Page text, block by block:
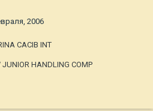
2006
CACIB INT
HANDLING COMP